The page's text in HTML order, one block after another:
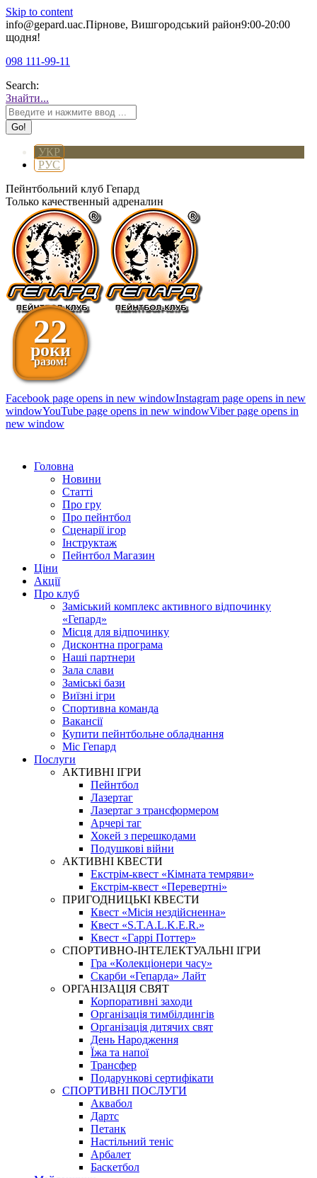
Skip to content
info@gepard.uaс.Пірнове, Вишгородський район9:00-20:00
щодня!
098 111-99-11
Search:
Знайти...
УКР
РУС
Пейнтбольний клуб Гепард
Только качественный адреналин
22
роки
разом!
Facebook page opens in new windowInstagram page opens in new
windowYouTube page opens in new windowViber page opens in
new window
Головна
Новини
Статті
Про гру
Про пейнтбол
Сценарії ігор
Інструктаж
Пейнтбол Магазин
Ціни
Акції
Про клуб
Заміський комплекс активного відпочинку
«Гепард»
Місця для відпочинку
Дисконтна програма
Наші партнери
Зала слави
Заміські бази
Виїзні ігри
Спортивна команда
Вакансії
Купити пейнтбольне обладнання
Міс Гепард
Послуги
АКТИВНІ ІГРИ
Пейнтбол
Лазертаг
Лазертаг з трансформером
Арчері таг
Хокей з перешкодами
Подушкові війни
АКТИВНІ КВЕСТИ
Екстрім-квест «Кімната темряви»
Екстрім-квест «Перевертні»
ПРИГОДНИЦЬКІ КВЕСТИ
Квест «Місія нездійсненна»
Квест «S.T.A.L.K.E.R.»
Квест «Гаррі Поттер»
СПОРТИВНО-ІНТЕЛЕКТУАЛЬНІ ІГРИ
Гра «Колекціонери часу»
Скарби «Гепарда» Лайт
ОРГАНІЗАЦІЯ СВЯТ
Корпоративні заходи
Організація тимбілдингів
Організація дитячих свят
День Народження
Їжа та напої
Трансфер
Подарункові сертифікати
СПОРТИВНІ ПОСЛУГИ
Аквабол
Дартс
Петанк
Настільний теніс
Арбалет
Баскетбол